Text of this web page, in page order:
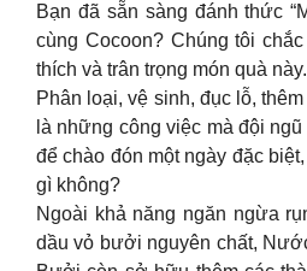
Bạn đã sẵn sàng đánh thức
cùng Cocoon? Chúng tôi
thích và trân trọng món quà
Phân loại, vệ sinh, đục lỗ,
là những công việc mà đội
để chào đón một ngày đặc
gì không?
Ngoài khả năng ngăn ngừa
dầu vỏ bưởi nguyên chất,